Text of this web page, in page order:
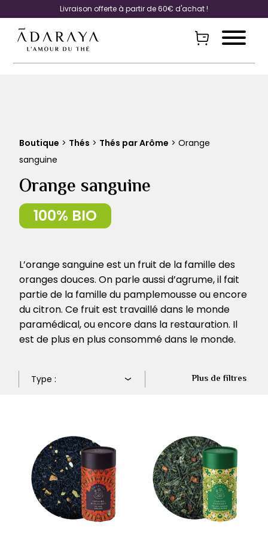
Livraison offerte à partir de 60€ d'achat !
Boutique > Thés > Thés par Arôme > Orange
sanguine
Orange sanguine
L’orange sanguine est un fruit de la famille des
oranges douces. On parle aussi d’agrume, il fait
partie de la famille du pamplemousse ou encore
du citron. Ce fruit est travaillé dans le monde
paramédical, ou encore dans la restauration. Il
est de plus en plus consommé dans le monde.
Plus de filtres